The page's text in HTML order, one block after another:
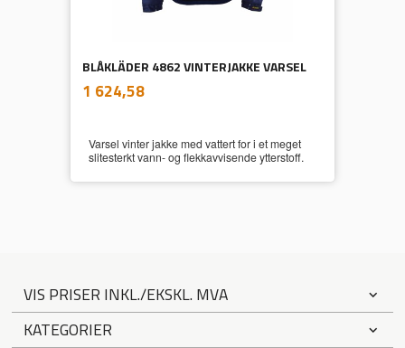
BLÅKLÄDER 4862 VINTERJAKKE VARSEL
Pris
1 624,58mva.
Varsel vinter jakke med vattert for i et meget
slitesterkt vann- og flekkavvisende ytterstoff.
VIS PRISER INKL./EKSKL. MVA
KATEGORIER